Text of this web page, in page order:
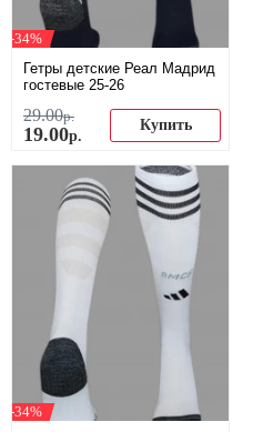
-34%
Гетры детские Реал Мадрид
гостевые 25-26
29.00р.
19.00р.
Купить
-34%